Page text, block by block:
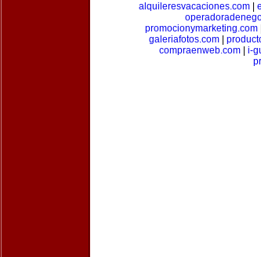
alquileresvacaciones.com|
promocionymarketing.com|
galeriafotos.com
compraenweb.com| i-